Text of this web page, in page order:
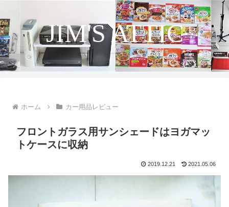
JIM'S ATTIC
ホーム カー用品レビュー
フロントガラス用サンシェードはヨガマッ
トケースに収納
2019.12.21 2021.05.06